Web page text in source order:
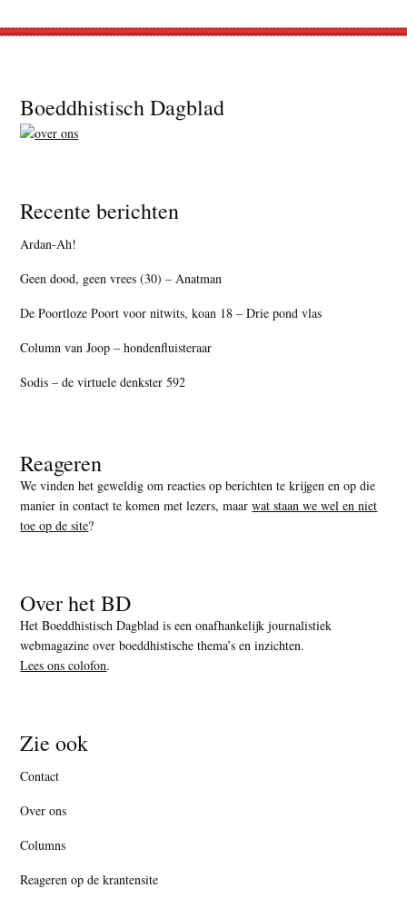
Footer
Boeddhistisch Dagblad
Recente berichten
Ardan-Ah!
Geen dood, geen vrees (30) – Anatman
De Poortloze Poort voor nitwits, koan 18 – Drie pond vlas
Column van Joop – hondenfluisteraar
Sodis – de virtuele denkster 592
Reageren
We vinden het geweldig om reacties op berichten te krijgen en op die
manier in contact te komen met lezers, maarwat staan we wel en niet
toe op de site?
Over het BD
Het Boeddhistisch Dagblad is een onafhankelijk journalistiek
webmagazine over boeddhistische thema’s en inzichten.
Lees ons colofon.
Zie ook
Contact
Over ons
Columns
Reageren op de krantensite